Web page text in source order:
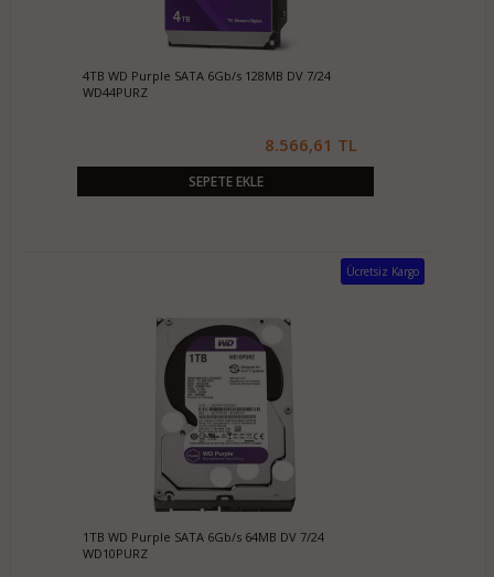
4TB WD Purple SATA 6Gb/s 128MB DV 7/24
WD44PURZ
8.566,61 TL
SEPETE EKLE
Ücretsiz Kargo
1TB WD Purple SATA 6Gb/s 64MB DV 7/24
WD10PURZ